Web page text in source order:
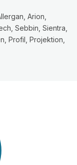
Arion,
Sebbin, Sientra,
Profil, Projektion,